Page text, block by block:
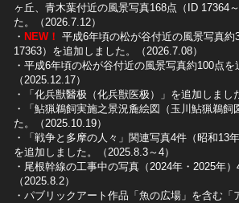
ヶ丘、青木葉付近の風景写真168点（ID 17364
た。（2026.7.12）
・ NEW！ 平成6年頃の松が谷付近の風景写真約
17363）を追加しました。（2026.7.08）
・平成6年頃の松が谷付近の風景写真約100点を
（2025.12.17）
・「化兵獣醫极（化兵獣医极）」を追加しまし
・「鮎猟鵜飼実施之景況麁絵図（玉川鮎猟鵜飼
た。（2025.10.19）
・「戦争と多摩の人々」関連写真4件（昭和13
を追加しました。（2025.8.3～4）
・尾根幹線の工事中の写真（2024年・2025年）
（2025.8.2）
・パブリックアート作品「魚の広場」を含む「